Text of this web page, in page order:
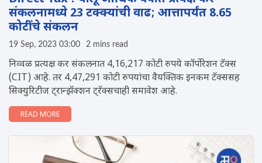
संकलनामध्ये 23 टक्क्यांची वाढ; आत्तापर्यंत 8.65
कोटींचे संकलन
19 Sep, 2023 03:00 2 mins read
निव्वळ प्रत्यक्ष कर संकलनात 4,16,217 कोटी रुपये कॉर्पोरेशन टॅक्स
(CIT) आहे. तर 4,47,291 कोटी रुपयांचा वैयक्तिक इनकम टॅक्ससह
सिक्युरिटीज ट्रान्झॅक्शन ट्रॅक्सचाही समावेश आहे.
READ MORE